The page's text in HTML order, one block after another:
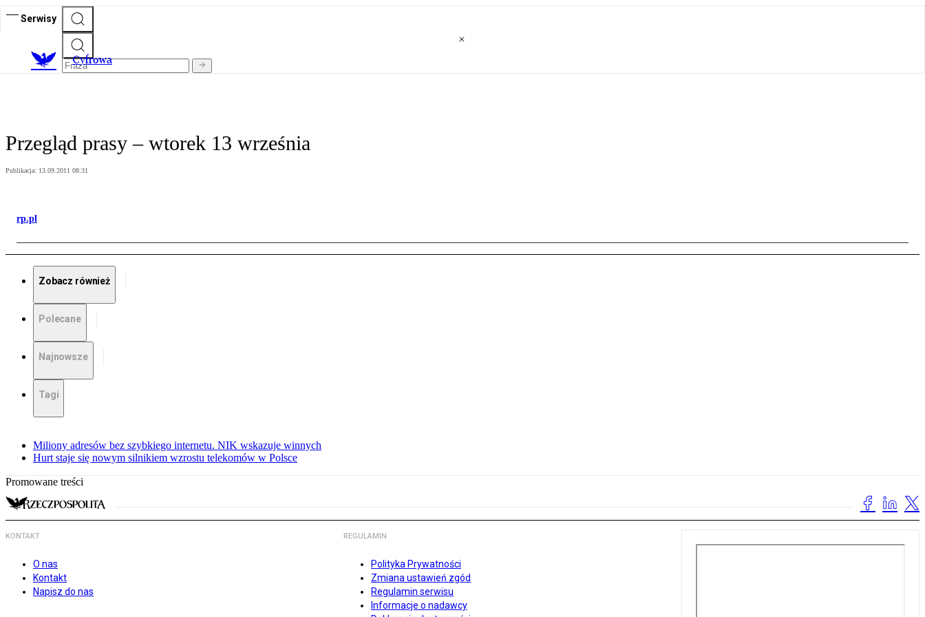
Serwisy
Cyfrowa
Przegląd prasy – wtorek 13 września
Publikacja: 13.09.2011 08:31
rp.pl
Zobacz również
Polecane
Najnowsze
Tagi
Miliony adresów bez szybkiego internetu. NIK wskazuje winnych
Hurt staje się nowym silnikiem wzrostu telekomów w Polsce
Promowane treści
KONTAKT
O nas
Kontakt
Napisz do nas
REGULAMIN
Polityka Prywatności
Zmiana ustawień zgód
Regulamin serwisu
Informacje o nadawcy